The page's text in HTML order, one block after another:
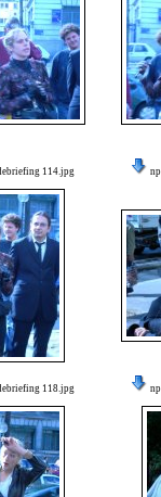
114.jpg
118.jpg